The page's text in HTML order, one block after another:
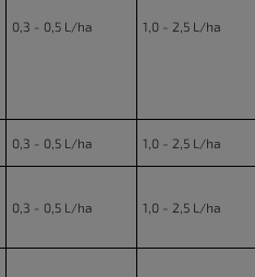
0,3 - 0,5 L/ha 1,0 - 2,5 L/ha
0,3 - 0,5 L/ha 1,0 - 2,5 L/ha
0,3 - 0,5 L/ha 1,0 - 2,5 L/ha